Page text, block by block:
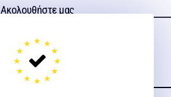
Ακολουθήστε μας